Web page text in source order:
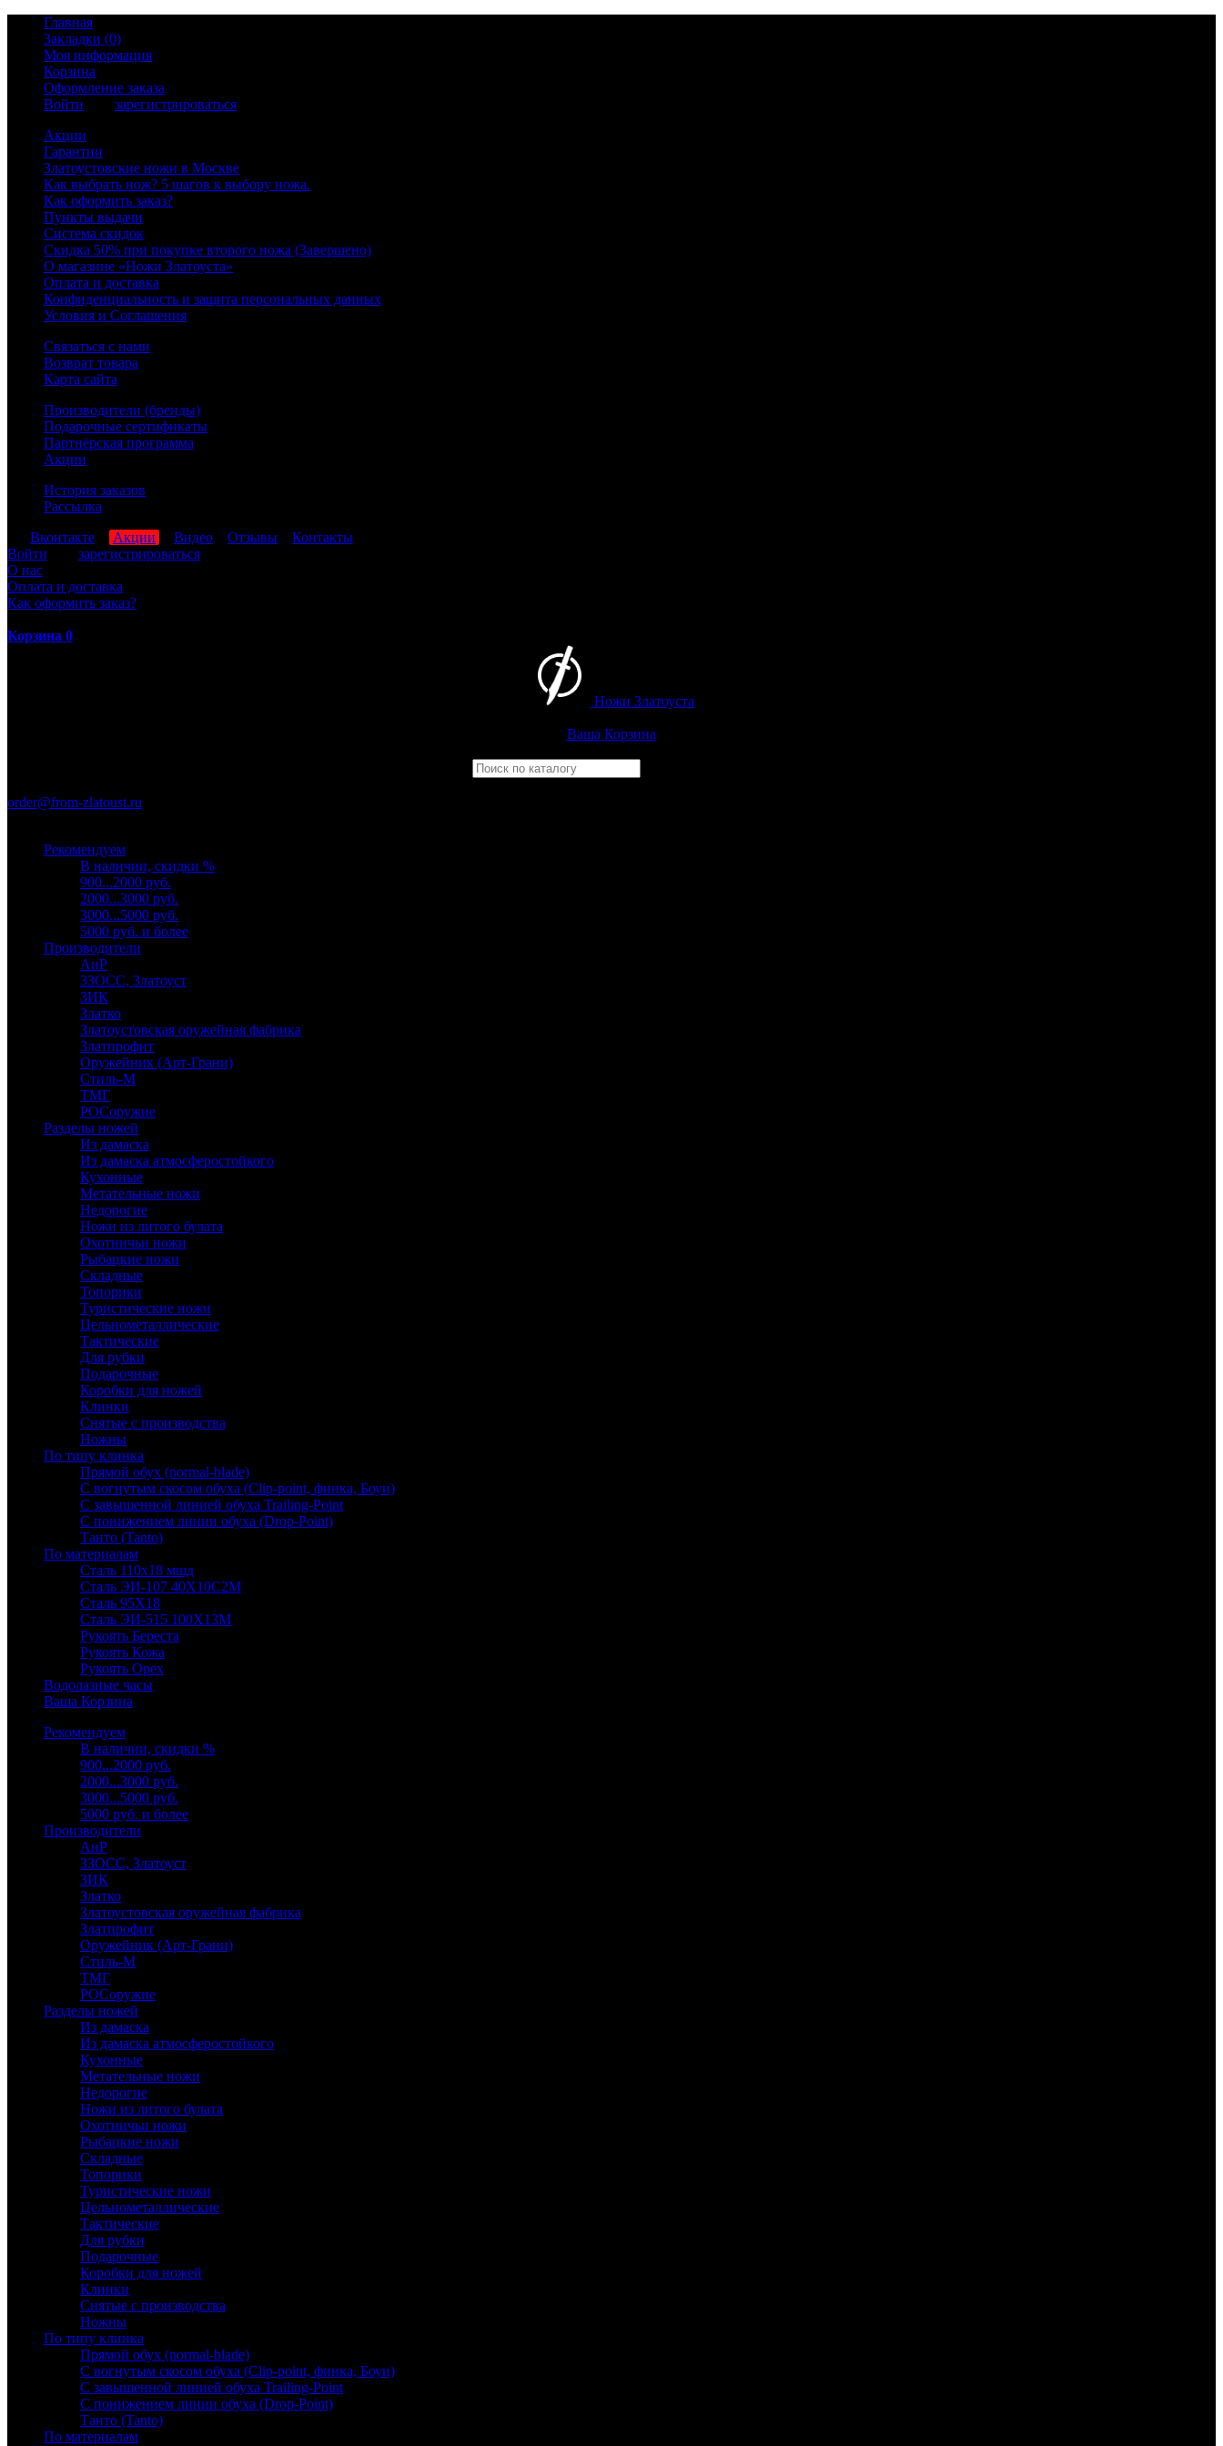
Главная
Закладки (0)
Моя информация
Корзина
Оформление заказа
Войти
зарегистрироваться
Акции
Гарантии
Златоустовские ножи в Москве
Как выбрать нож? 5 шагов к выбору ножа.
Как оформить заказ?
Пункты выдачи
Система скидок
Скидка 50% при покупке второго ножа (Завершено)
О магазине «Ножи Златоуста»
Оплата и доставка
Конфиденциальность и защита персональных данных
Условия и Соглашения
Связаться с нами
Возврат товара
Карта сайта
Производители (бренды)
Подарочные сертификаты
Партнёрская программа
Акции
История заказов
Рассылка
Вконтакте Акции Видео Отзывы
Контакты
Войти
зарегистрироваться
О нас
Оплата и доставка
Как оформить заказ?
Корзина 0
Ножи Златоуста
Ваша Корзина
order@from-zlatoust.ru
Рекомендуем
В наличии, скидки %
900...2000 руб.
2000...3000 руб.
3000...5000 руб.
5000 руб. и более
Производители
АиР
ЗЗОСС, Златоуст
ЗИК
Златко
Златоустовская оружейная фабрика
Златпрофит
Оружейник (Арт-Грани)
Стиль-М
ТМГ
РОСоружие
Разделы ножей
Из дамаска
Из дамаска атмосферостойкого
Кухонные
Метательные ножи
Недорогие
Ножи из литого булата
Охотничьи ножи
Рыбацкие ножи
Складные
Топорики
Туристические ножи
Цельнометаллические
Тактические
Для рубки
Подарочные
Коробки для ножей
Клинки
Снятые с производства
Ножны
По типу клинка
Прямой обух (normal-blade)
С вогнутым скосом обуха (Clip-point, финка, Боуи)
С завышенной линией обуха Trailing-Point
С понижением линии обуха (Drop-Point)
Танто (Tanto)
По материалам
Сталь 110х18 мшд
Сталь ЭИ-107 40Х10С2М
Сталь 95Х18
Сталь ЭИ-515 100Х13М
Рукоять Береста
Рукоять Кожа
Рукоять Орех
Водолазные часы
Ваша Корзина
Рекомендуем
В наличии, скидки %
900...2000 руб.
2000...3000 руб.
3000...5000 руб.
5000 руб. и более
Производители
АиР
ЗЗОСС, Златоуст
ЗИК
Златко
Златоустовская оружейная фабрика
Златпрофит
Оружейник (Арт-Грани)
Стиль-М
ТМГ
РОСоружие
Разделы ножей
Из дамаска
Из дамаска атмосферостойкого
Кухонные
Метательные ножи
Недорогие
Ножи из литого булата
Охотничьи ножи
Рыбацкие ножи
Складные
Топорики
Туристические ножи
Цельнометаллические
Тактические
Для рубки
Подарочные
Коробки для ножей
Клинки
Снятые с производства
Ножны
По типу клинка
Прямой обух (normal-blade)
С вогнутым скосом обуха (Clip-point, финка, Боуи)
С завышенной линией обуха Trailing-Point
С понижением линии обуха (Drop-Point)
Танто (Tanto)
По материалам